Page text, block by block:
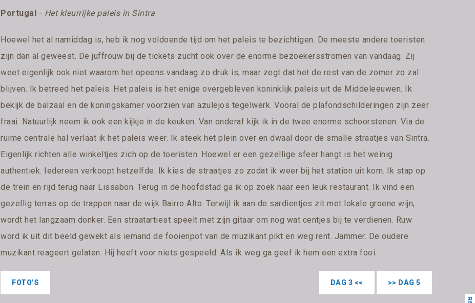
Portugal - Het kleurrijke paleis in Sintra
Hoewel het al namiddag is, heb ik nog voldoende tijd om het paleis te bezichtigen. De meeste andere toeristen
zijn dan al geweest. De juffrouw bij de tickets zucht ook over de enorme bezoekersstromen van vandaag. Zij
weet eigenlijk ook niet waarom het opeens vandaag zo druk is, maar zegt dat het de rest van de zomer zo zal
blijven. Ik betreed het paleis. Het paleis is het enige overgebleven koninklijk paleis uit de Middeleeuwen. Ik
bekijk de balzaal en de koningskamer voorzien van azulejos tegelwerk. Vooral de plafondschilderingen zijn zeer
fraai. Natuurlijk neem ik ook een kijkje in de keuken. Van onderaf kijk ik in de twee enorme schoorstenen. Via de
ruime centrale hal verlaat ik het paleis weer. Ik steek het plein over en dwaal door de smalle straatjes van Sintra.
Eigenlijk richten alle winkeltjes zich op de toeristen. Hoewel er een gezellige sfeer hangt is het weinig
authentiek. Iedereen verkoopt hetzelfde. Ik kies de straatjes zo zodat ik weer bij het station uit kom. Ik stap op
de trein en rijd terug naar Lissabon. Terug in de hoofdstad ga ik op zoek naar een leuk restaurant. Ik vind een
gezellig terras op de trappen naar de wijk Bairro Alto. Terwijl ik aan de sardientjes zit met lokale groene wijn,
wordt het langzaam donker. Een straatartiest speelt met zijn gitaar om nog wat centjes bij te verdienen. Ruw
word ik uit dit beeld gewekt als iemand de fooienpot van de muzikant pikt en weg rent. Jammer. De oudere
muzikant reageert gelaten. Hij heeft voor niets gespeeld. Als ik weg ga geef ik hem een extra fooi.
>> DAG 5
DAG 3 <<
FOTO'S